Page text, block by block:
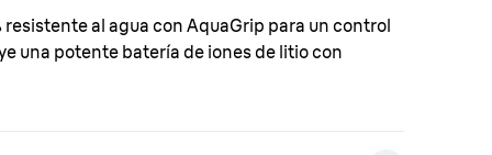
resistente al agua con AquaGrip para un control
una potente batería de iones de litio con